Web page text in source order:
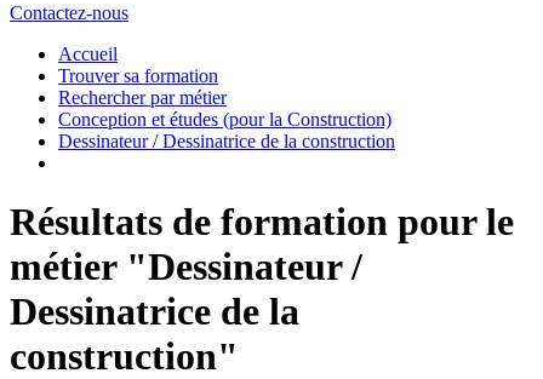
Contactez-nous
Accueil
Trouver sa formation
Rechercher par métier
Conception et études (pour la Construction)
Dessinateur / Dessinatrice de la construction
Résultats de formation pour le
métier "Dessinateur /
Dessinatrice de la
construction"